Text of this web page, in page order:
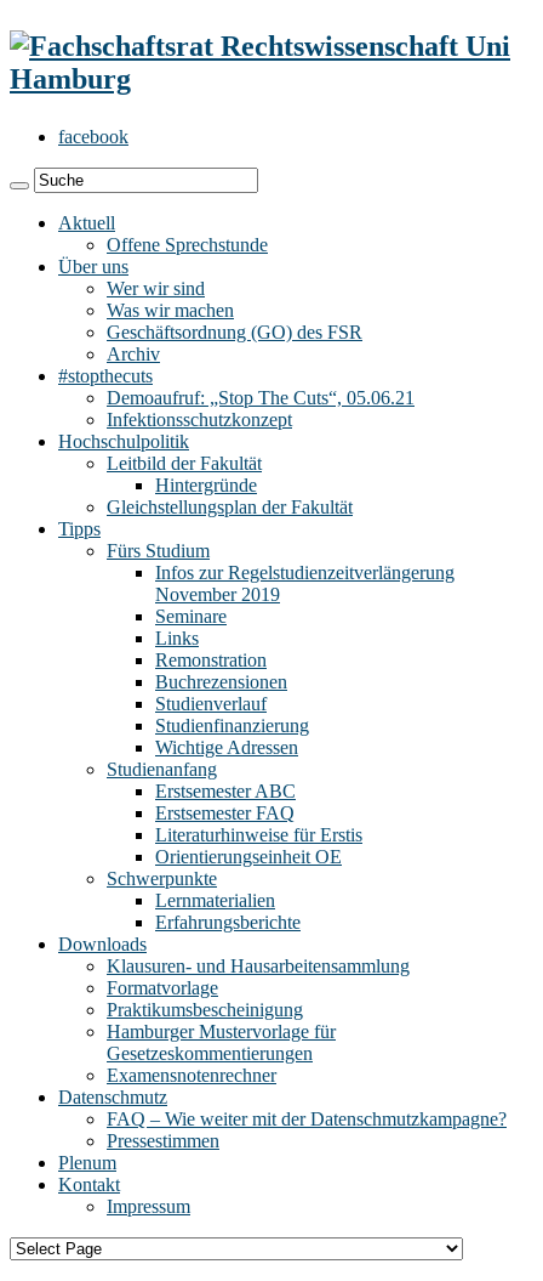
facebook
Aktuell
Offene Sprechstunde
Über uns
Wer wir sind
Was wir machen
Geschäftsordnung (GO) des FSR
Archiv
#stopthecuts
Demoaufruf: „Stop The Cuts“, 05.06.21
Infektionsschutzkonzept
Hochschulpolitik
Leitbild der Fakultät
Hintergründe
Gleichstellungsplan der Fakultät
Tipps
Fürs Studium
Infos zur Regelstudienzeitverlängerung
November 2019
Seminare
Links
Remonstration
Buchrezensionen
Studienverlauf
Studienfinanzierung
Wichtige Adressen
Studienanfang
Erstsemester ABC
Erstsemester FAQ
Literaturhinweise für Erstis
Orientierungseinheit OE
Schwerpunkte
Lernmaterialien
Erfahrungsberichte
Downloads
Klausuren- und Hausarbeitensammlung
Formatvorlage
Praktikumsbescheinigung
Hamburger Mustervorlage für
Gesetzeskommentierungen
Examensnotenrechner
Datenschmutz
FAQ – Wie weiter mit der Datenschmutzkampagne?
Pressestimmen
Plenum
Kontakt
Impressum